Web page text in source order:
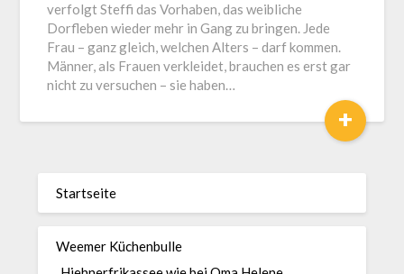
verfolgt Steffi das Vorhaben, das weibliche
Dorfleben wieder mehr in Gang zu bringen. Jede
Frau – ganz gleich, welchen Alters – darf kommen.
Männer, als Frauen verkleidet, brauchen es erst gar
nicht zu versuchen – sie haben…
+
Startseite
Weemer Küchenbulle